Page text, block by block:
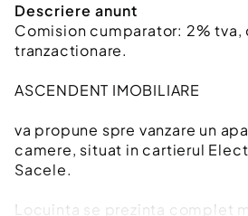
Descriere anunt
Comision cumparator: 2% tva,
tranzactionare.
ASCENDENT IMOBILIARE
va propune spre vanzare un
camere, situat in cartierul
Sacele.
Locuinta se prezinta complet